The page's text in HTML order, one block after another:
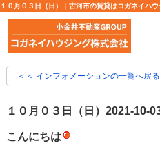
１０月０３日（日）｜古河市の賃貸はコガネイハ
＜＜ インフォメーションの一覧へ戻る
１０月０３日（日） 2021-10-
こんにちは